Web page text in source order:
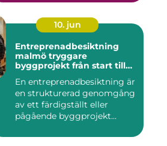
10. jun
Entreprenadbesiktning
malmö tryggare
byggprojekt från start till
En entreprenadbesiktning är
en strukturerad genomgång
av ett färdigställt eller
pågående byggprojekt...